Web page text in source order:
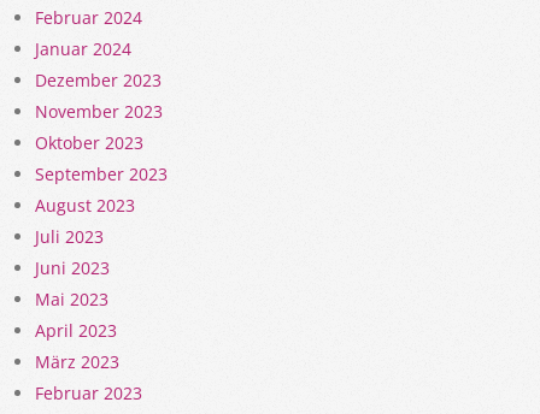
Februar 2024
Januar 2024
Dezember 2023
November 2023
Oktober 2023
September 2023
August 2023
Juli 2023
Juni 2023
Mai 2023
April 2023
März 2023
Februar 2023